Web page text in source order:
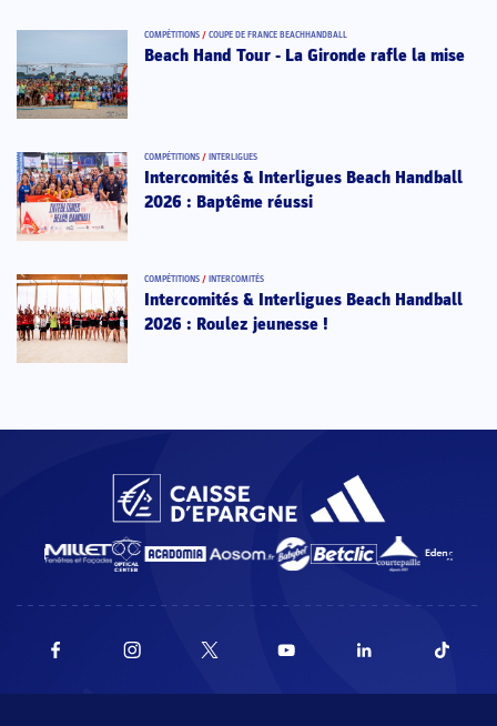
COMPÉTITIONS / COUPE DE FRANCE BEACHHANDBALL
Beach Hand Tour - La Gironde rafle la mise
COMPÉTITIONS / INTERLIGUES
Intercomités & Interligues Beach Handball
2026 : Baptême réussi
COMPÉTITIONS / INTERCOMITÉS
Intercomités & Interligues Beach Handball
2026 : Roulez jeunesse !